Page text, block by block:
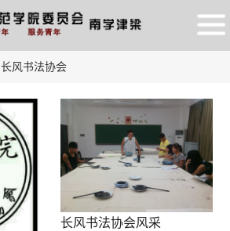
长风书法协会
长风书法协会风采